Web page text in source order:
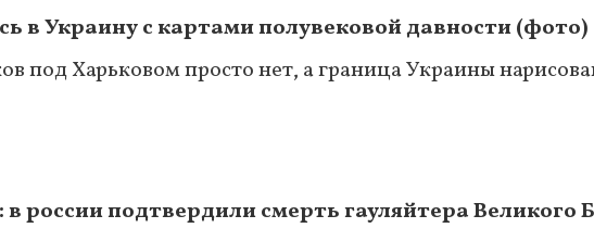
в Украину с картами полувековой давности (фото)
под Харьковом просто нет, а граница Украины
россии подтвердили смерть гауляйтера Великого